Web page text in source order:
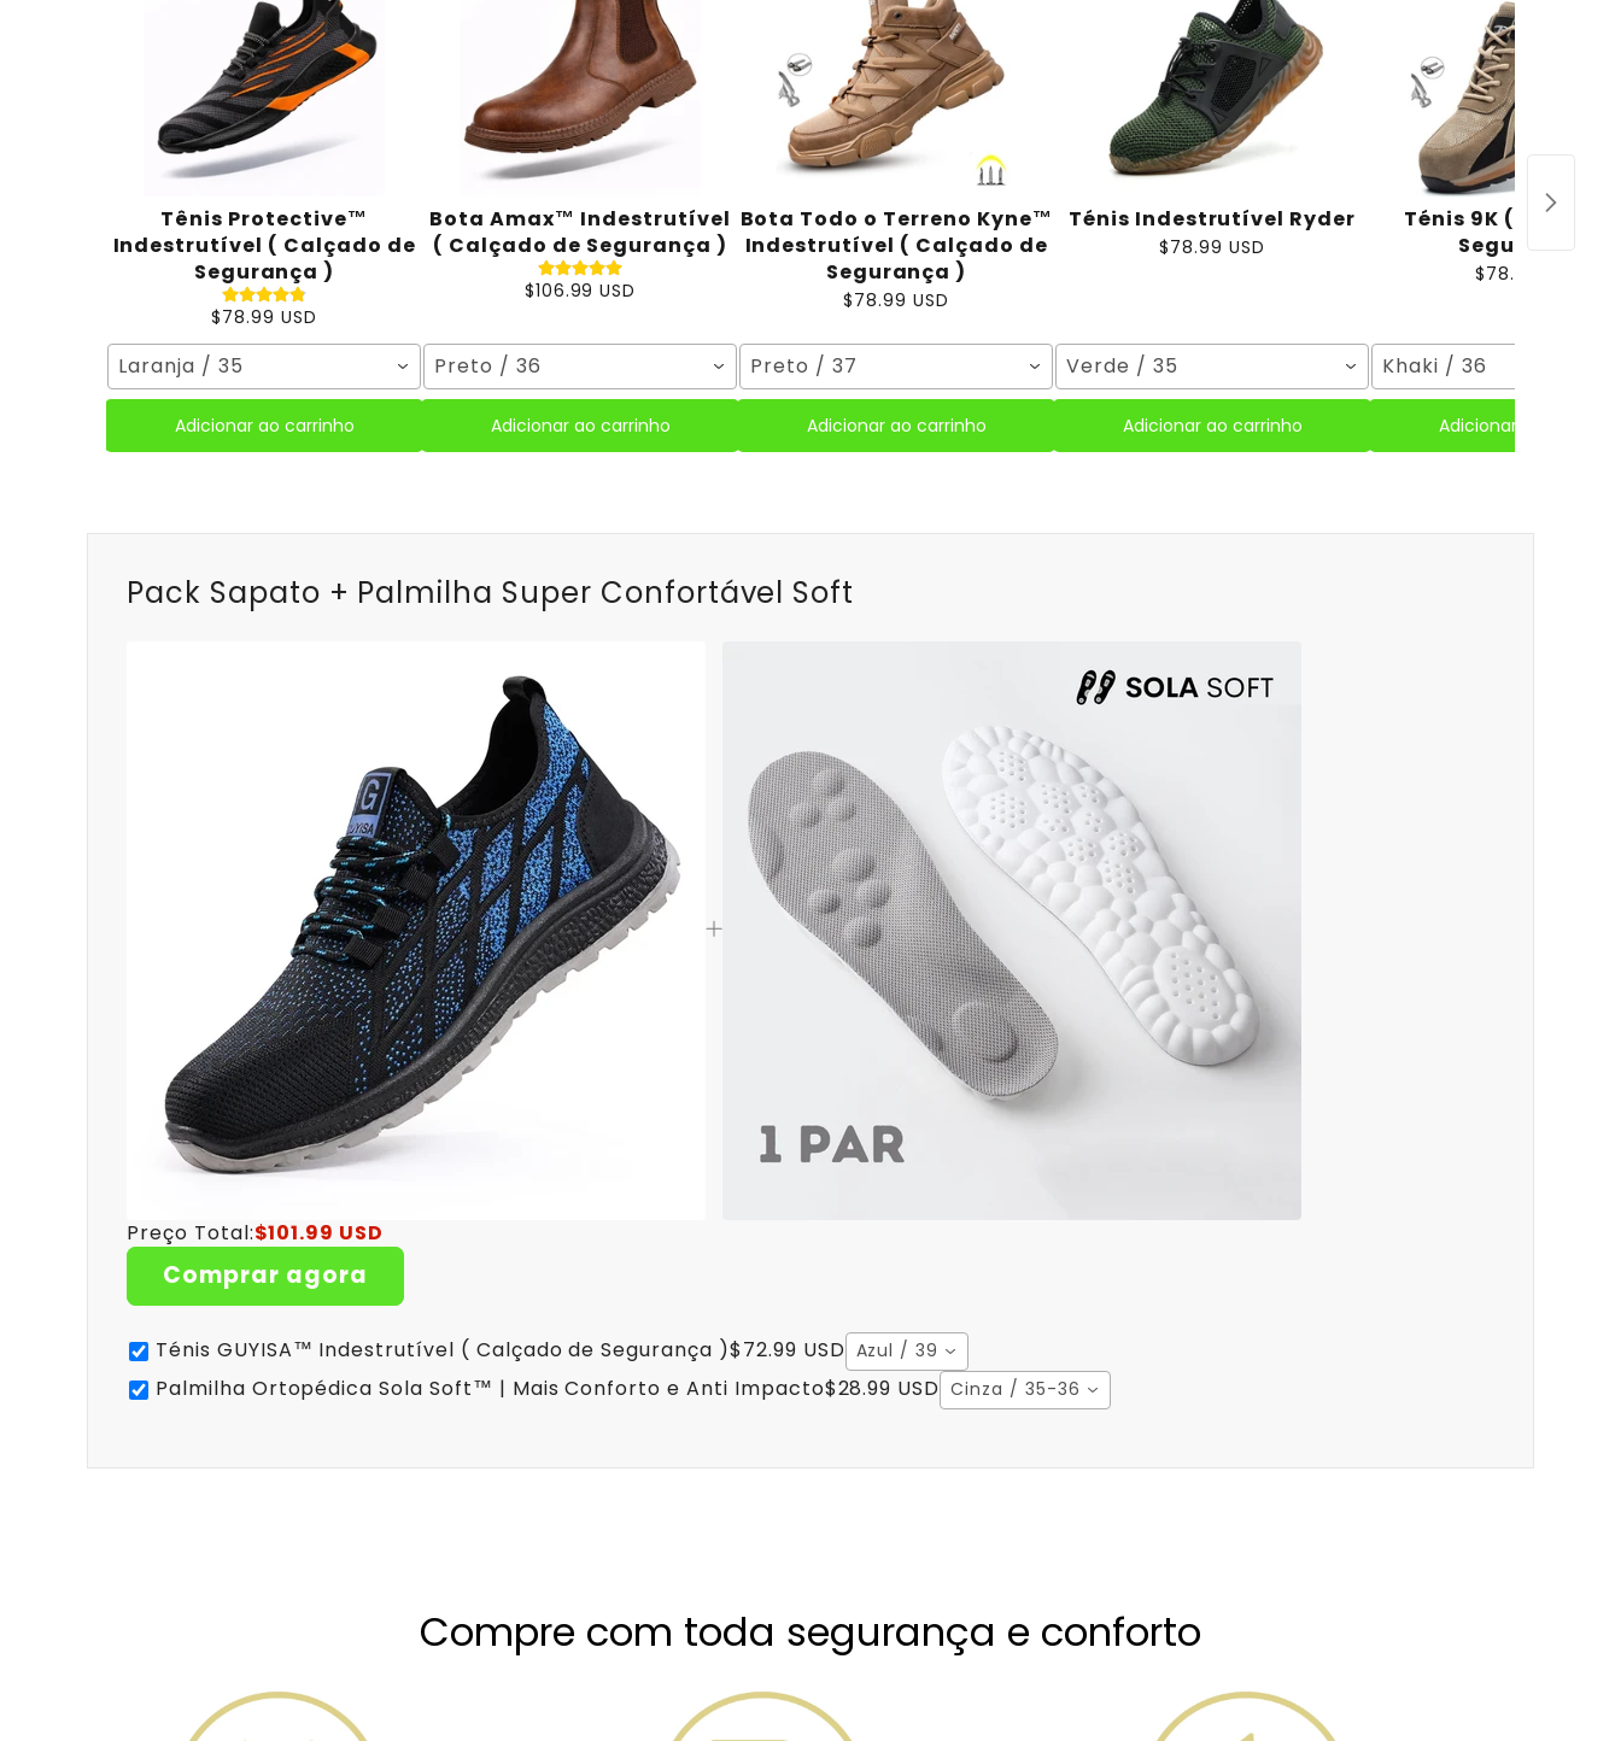
Tênis Protective™
Indestrutível ( Calçado de
Segurança )
$78.99 USD
Laranja / 35
Adicionar ao carrinho
Bota Amax™ Indestrutível
( Calçado de Segurança )
$106.99 USD
Preto / 36
Adicionar ao carrinho
Bota Todo o Terreno Kyne™
Indestrutível ( Calçado de
Segurança )
$78.99 USD
Preto / 37
Adicionar ao carrinho
Ténis Indestrutível Ryder
$78.99 USD
Verde / 35
Adicionar ao carrinho
Ténis 9K (
Segurança )
$78.99 USD
Khaki / 36
Adicionar ao carrinho
Pack Sapato + Palmilha Super Confortável Soft
Preço Total:$101.99 USD
Comprar agora
Ténis GUYISA™ Indestrutível ( Calçado de Segurança )$72.99 USD Azul / 39
Palmilha Ortopédica Sola Soft™ | Mais Conforto e Anti Impacto$28.99 USD Cinza / 35-36
Compre com toda segurança e conforto